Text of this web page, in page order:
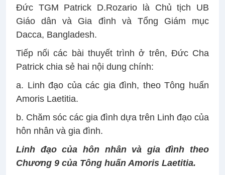
Đức TGM Patrick D.Rozario là Chủ tịch UB
Giáo dân và Gia đình và Tổng Giám mục
Dacca, Bangladesh.
Tiếp nối các bài thuyết trình ở trên, Đức Cha
Patrick chia sẻ hai nội dung chính:
a. Linh đạo của các gia đình, theo Tông huấn
Amoris Laetitia.
b. Chăm sóc các gia đình dựa trên Linh đạo của
hôn nhân và gia đình.
Linh đạo của hôn nhân và gia đình theo
Chương 9 của Tông huấn Amoris Laetitia.